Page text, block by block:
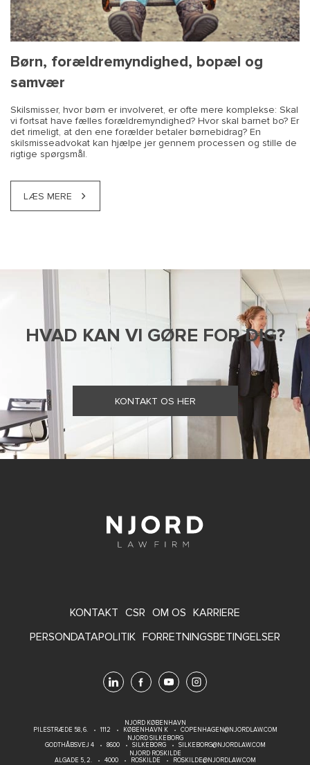
Børn, forældremyndighed, bopæl og
samvær
Skilsmisser, hvor børn er involveret, er ofte mere komplekse: Skal
vi fortsat have fælles forældremyndighed? Hvor skal barnet bo? Er
det rimeligt, at den ene forælder betaler børnebidrag? En
skilsmisseadvokat kan hjælpe jer gennem processen og stille de
rigtige spørgsmål.
LÆS MERE
HVAD KAN VI GØRE FOR DIG?
KONTAKT OS HER
FOOTER
MENU
KONTAKT CSR OM OS KARRIERE
PERSONDATAPOLITIK FORRETNINGSBETINGELSER
NJORD KØBENHAVN
PILESTRÆDE 58, 6.
1112 KØBENHAVN K
COPENHAGEN@NJORDLAW.COM
NJORD SILKEBORG
GODTHÅBSVEJ 4
8600 SILKEBORG
SILKEBORG@NJORDLAW.COM
NJORD ROSKILDE
ALGADE 5, 2.
4000 ROSKILDE
ROSKILDE@NJORDLAW.COM